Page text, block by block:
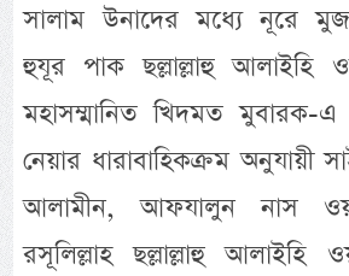
সালাম উনাদের মধ্যে নূরে
হুযূর পাক ছল্লাল্লাহু আলাইহি
মহাসম্মানিত খিদমত মুবারক-
নেয়ার ধারাবাহিকক্রম অনুযায়ী
আলামীন, আফযালুন নাস
রসূলিল্লাহ ছল্লাল্লাহু আলাইহি